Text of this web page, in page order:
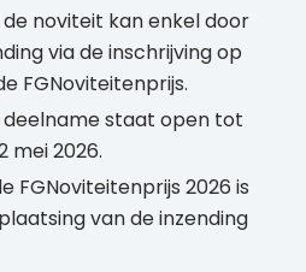
noviteit kan enkel door
via de inschrijving op
FGNoviteitenprijs.
deelname staat open tot
mei 2026.
FGNoviteitenprijs 2026 is
van de inzending